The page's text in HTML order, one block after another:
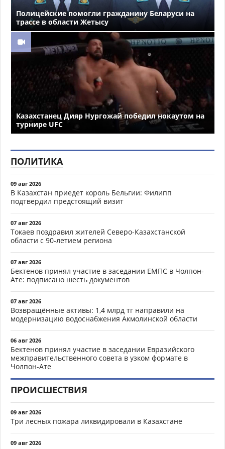
Полицейские помогли гражданину Беларуси на
трассе в области Жетысу
Казахстанец Дияр Нургожай победил нокаутом на
турнире UFC
ПОЛИТИКА
09 авг 2026
В Казахстан приедет король Бельгии: Филипп
подтвердил предстоящий визит
07 авг 2026
Токаев поздравил жителей Северо-Казахстанской
области с 90-летием региона
07 авг 2026
Бектенов принял участие в заседании ЕМПС в Чолпон-
Ате: подписано шесть документов
07 авг 2026
Возвращённые активы: 1,4 млрд тг направили на
модернизацию водоснабжения Акмолинской области
06 авг 2026
Бектенов принял участие в заседании Евразийского
межправительственного совета в узком формате в
Чолпон-Ате
ПРОИСШЕСТВИЯ
09 авг 2026
Три лесных пожара ликвидировали в Казахстане
09 авг 2026